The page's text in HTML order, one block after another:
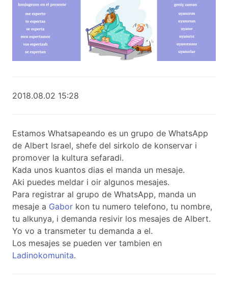
2018.08.02 15:28
Estamos Whatsapeando es un grupo de WhatsApp
de Albert Israel, shefe del sirkolo de konservar i
promover la kultura sefaradi.
Kada unos kuantos dias el manda un mesaje.
Aki puedes meldar i oir algunos mesajes.
Para registrar al grupo de WhatsApp, manda un
mesaje a Gabor kon tu numero telefono, tu nombre,
tu alkunya, i demanda resivir los mesajes de Albert.
Yo vo a transmeter tu demanda a el.
Los mesajes se pueden ver tambien en
Ladinokomunita.